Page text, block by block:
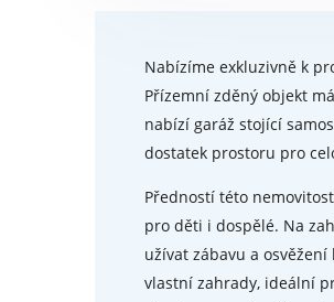
Nabízíme exkluzivně k
Přízemní zděný objekt
nabízí garáž stojící
dostatek prostoru pro
Předností této
pro děti i dospělé. Na
užívat zábavu a
vlastní zahrady, ideální